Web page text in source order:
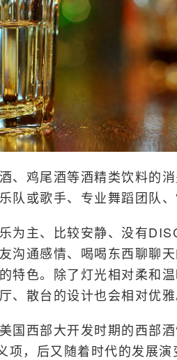
、鸡尾酒等酒精类饮料的
或歌手、专业舞蹈团队、“
为主、比较安静、没有
沟通感情、喝喝东西聊聊
特色。除了灯光相对柔和
、散台的设计也会相对优雅
国西部大开发时期的西部
项，后又随着时代的发展